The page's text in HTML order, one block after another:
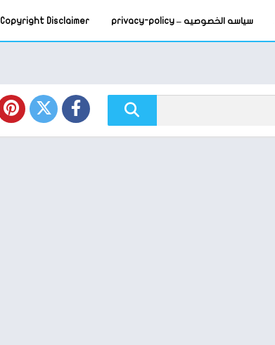
سياسه الخصوصيه – privacy-policy Copyright Disclaimer